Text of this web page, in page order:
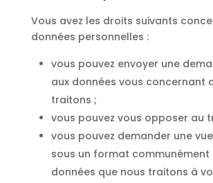
Vous avez les droits suivants
données personnelles :
vous pouvez envoyer une
aux données vous concernant
traitons ;
vous pouvez vous opposer au
vous pouvez demander une
sous un format communément
données que nous traitons à